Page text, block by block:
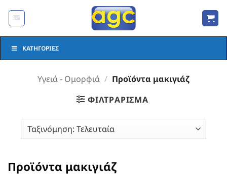
στο
ΚΑΤΗΓΟΡΊΕΣ
Υγειά - Ομορφιά / Προϊόντα μακιγιάζ
ΦΙΛΤΡΆΡΙΣΜΑ
Προϊόντα μακιγιάζ